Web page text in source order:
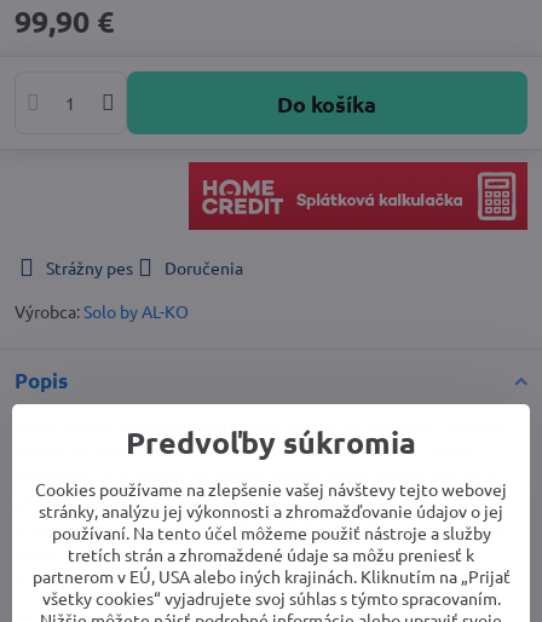
99,90 €
Do košíka
Strážny pes
Doručenia
Výrobca:Solo by AL-KO
Popis
Hneď ako do tohto vyžínača vložíte novú 5 Ah Bluetooth batériu,
dokáže do batérie preniesť dôležité údaje o zariadení. Vďaka
aktuálne chybové kódy záhradného náradia. Tieto údaje potom
prenesie cez Bluetooth do našej aplikácie inTOUCH a na servisný
panel. Dostupné iba pri použití 5 Ah Bluetooth batérie (Art.č.
114161).
Predvoľby súkromia
Cookies používame na zlepšenie vašej návštevy tejto webovej
stránky, analýzu jej výkonnosti a zhromažďovanie údajov o jej
používaní. Na tento účel môžeme použiť nástroje a služby
tretích strán a zhromaždené údaje sa môžu preniesť k
partnerom v EÚ, USA alebo iných krajinách. Kliknutím na „Prijať
všetky cookies“ vyjadrujete svoj súhlas s týmto spracovaním.